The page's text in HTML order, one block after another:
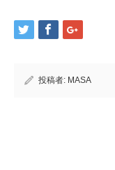
投稿者: MASA